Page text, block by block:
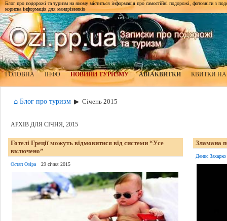
Блог про подорожі та туризм на якому міститься інформація про самостійні подорожі, фотозвіти з
корисна інформація для мандрівників
ГОЛОВНА ІНФО НОВИНИ ТУРИЗМУ АВІАКВИТКИ КВИТКИ
⌂ Блог про туризм ▶ Січень 2015
АРХІВ ДЛЯ СІЧНЯ, 2015
Готелі Греції можуть відмовитися від системи “Усе
включено”
Остап Озіра 29 січня 2015
Зламана
Денис Захарко